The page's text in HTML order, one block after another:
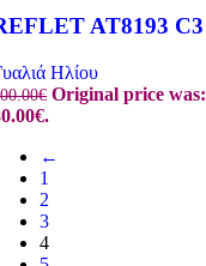
AT8193 C3
Ηλίου
€ Original price
←
1
2
3
4